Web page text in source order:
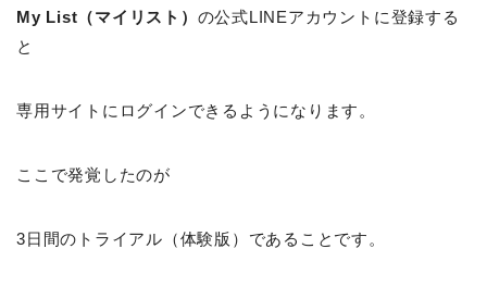
My List（マイリスト） の公式LINEアカウントに登録する
と
専用サイトにログインできるようになります。
ここで発覚したのが
3日間のトライアル（体験版）であることです。